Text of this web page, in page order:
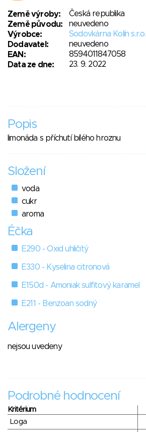
Země výroby:
Česká republika
Země původu:
neuvedeno
Výrobce:
Sodovkárna Kolín s.r.o.
Dodavatel:
neuvedeno
EAN:
8594011847058
Data ze dne:
23. 9. 2022
Popis
limonáda s příchutí bílého hroznu
Složení
voda
cukr
aroma
Éčka
E290 - Oxid uhličitý
E330 - Kyselina citronová
E150d - Amoniak sulfitový karamel
E211 - Benzoan sodný
Alergeny
nejsou uvedeny
Podrobné hodnocení
Kritérium
Loga